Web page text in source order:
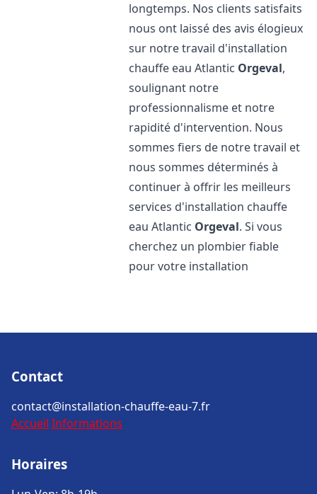
longtemps. Nos clients satisfaits
nous ont laissé des avis élogieux
sur notre travail d'installation
chauffe eau Atlantic Orgeval,
soulignant notre
professionnalisme et notre
rapidité d'intervention. Nous
sommes fiers de notre travail et
nous sommes déterminés à
continuer à offrir les meilleurs
services d'installation chauffe
eau Atlantic Orgeval. Si vous
cherchez un plombier fiable
pour votre installation
Contact
contact@installation-chauffe-eau-7.fr
Accueil Informations
Horaires